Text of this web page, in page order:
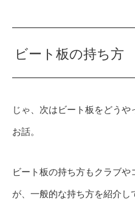
ビート板の持ち方
じゃ、次はビート板をどう
お話。
ビート板の持ち方もクラブ
が、一般的な持ち方を紹介し